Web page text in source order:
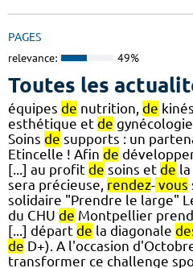
PAGES
relevance: 49%
Toutes les
équipes de nutrition, de
esthétique et de
Soins de supports : un
Etincelle ! Afin de
[...] au profit de soins et de
sera précieuse, rendez- vous
solidaire "Prendre le large"
du CHU de Montpellier
[...] départ de la diagonale
de D+). A l'occasion
transformer ce challenge